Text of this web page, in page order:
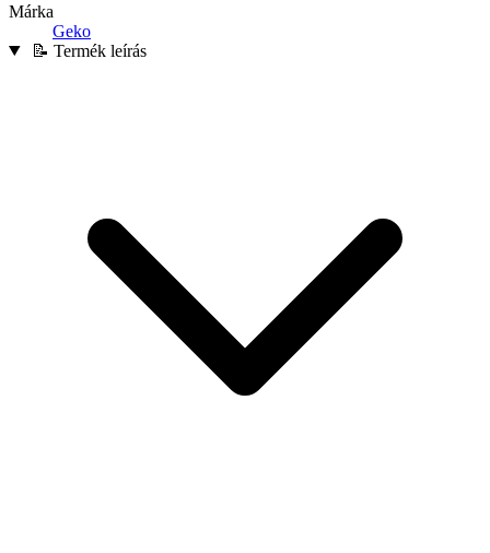
Márka
Geko
📝 Termék leírás